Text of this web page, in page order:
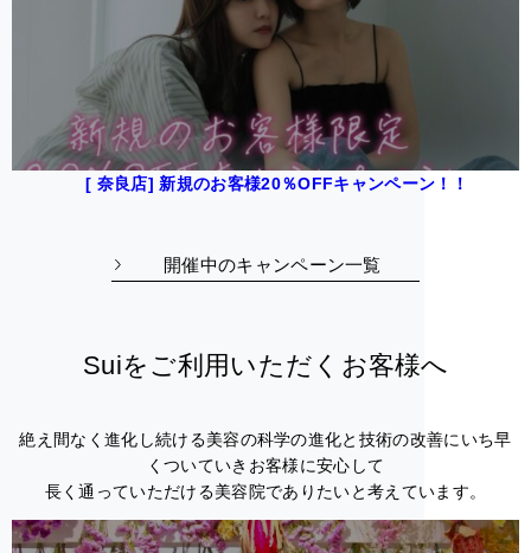
[ 奈良店] 新規のお客様20％OFFキャンペーン！！
開催中のキャンペーン一覧
Suiをご利用いただくお客様へ
絶え間なく進化し続ける美容の科学の進化と技術の改善にいち早
くついていきお客様に安心して
長く通っていただける美容院でありたいと考えています。